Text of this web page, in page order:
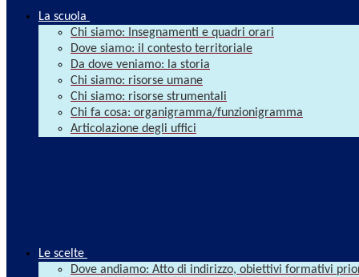
La scuola
Chi siamo: Insegnamenti e quadri orari
Dove siamo: il contesto territoriale
Da dove veniamo: la storia
Chi siamo: risorse umane
Chi siamo: risorse strumentali
Chi fa cosa: organigramma/funzionigramma
Articolazione degli uffici
Le scelte
Dove andiamo: Atto di indirizzo, obiettivi formativi